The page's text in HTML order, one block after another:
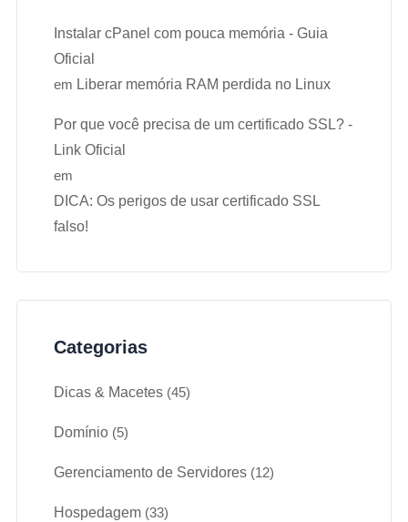
Instalar cPanel com pouca memória - Guia
Oficial
em Liberar memória RAM perdida no Linux
Por que você precisa de um certificado SSL? -
Link Oficial
em
DICA: Os perigos de usar certificado SSL
falso!
Categorias
Dicas & Macetes (45)
Domínio (5)
Gerenciamento de Servidores (12)
Hospedagem (33)